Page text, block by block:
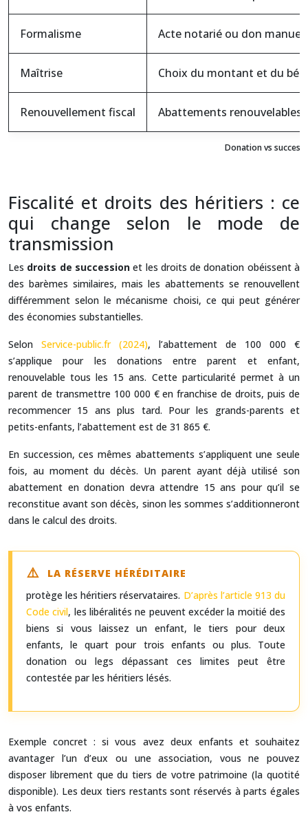
Donation vs
Formalisme Acte notarié ou don manuel
Maîtrise Choix du montant et du
Renouvellement fiscal Abattements renouvelables
Fiscalité et droits des héritiers : ce
qui change selon le mode de
transmission
Les droits de successionet les droits de donation obéissent à
des barèmes similaires, mais les abattements se renouvellent
différemment selon le mécanisme choisi, ce qui peut générer
des économies substantielles.
Selon Service-public.fr (2024), l’abattement de 100 000 €
s’applique pour les donations entre parent et enfant,
renouvelable tous les 15 ans. Cette particularité permet à un
parent de transmettre 100 000 € en franchise de droits, puis de
recommencer 15 ans plus tard. Pour les grands-parents et
petits-enfants, l’abattement est de 31 865 €.
En succession, ces mêmes abattements s’appliquent une seule
fois, au moment du décès. Un parent ayant déjà utilisé son
abattement en donation devra attendre 15 ans pour qu’il se
reconstitue avant son décès, sinon les sommes s’additionneront
dans le calcul des droits.
LA RÉSERVE HÉRÉDITAIRE
protège les héritiers réservataires. D’après l’article 913 du
Code civil, les libéralités ne peuvent excéder la moitié des
biens si vous laissez un enfant, le tiers pour deux
enfants, le quart pour trois enfants ou plus. Toute
donation ou legs dépassant ces limites peut être
contestée par les héritiers lésés.
Exemple concret : si vous avez deux enfants et souhaitez
avantager l’un d’eux ou une association, vous ne pouvez
disposer librement que du tiers de votre patrimoine (la quotité
disponible). Les deux tiers restants sont réservés à parts égales
à vos enfants.